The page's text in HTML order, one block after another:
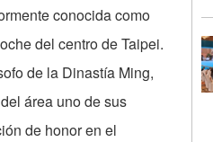
conocida como
del centro de Taipei.
de la Dinastía Ming,
área uno de sus
de honor en el